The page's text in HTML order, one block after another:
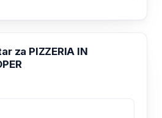
za PIZZERIA IN